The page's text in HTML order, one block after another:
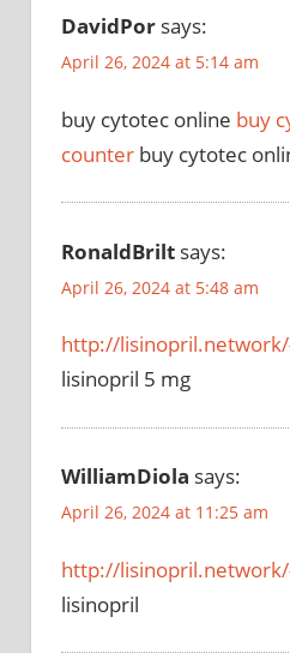
DavidPor says:
April 26, 2024 at 5:14 am
buy cytotec online buy
counter buy cytotec
RonaldBrilt says:
April 26, 2024 at 5:48 am
http://
lisinopril 5 mg
WilliamDiola says:
April 26, 2024 at 11:25 am
http://
lisinopril